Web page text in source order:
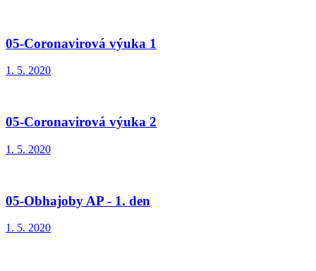
05-Coronavirová výuka 1
1. 5. 2020
05-Coronavirová výuka 2
1. 5. 2020
05-Obhajoby AP - 1. den
1. 5. 2020